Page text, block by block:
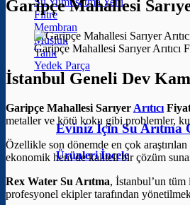
Filtre
Membran
Musluk
Tank
Yedek Parça
Eviniz İçin Su Arıtma
Ürünleri İncele
Garipçe Mahallesi
Garipçe Mahallesi Sarıyer Arıtıcı
İstanbul Geneli Dev
Garipçe Mahallesi SarıyerArıtıcı
metaller ve kötü koku gibi problemler,
Özellikle son dönemde en çok araştırılan
ekonomik hem de kaliteli bir çözüm
Rex Water Su Arıtma, İstanbul’un tüm
profesyonel ekipler tarafından